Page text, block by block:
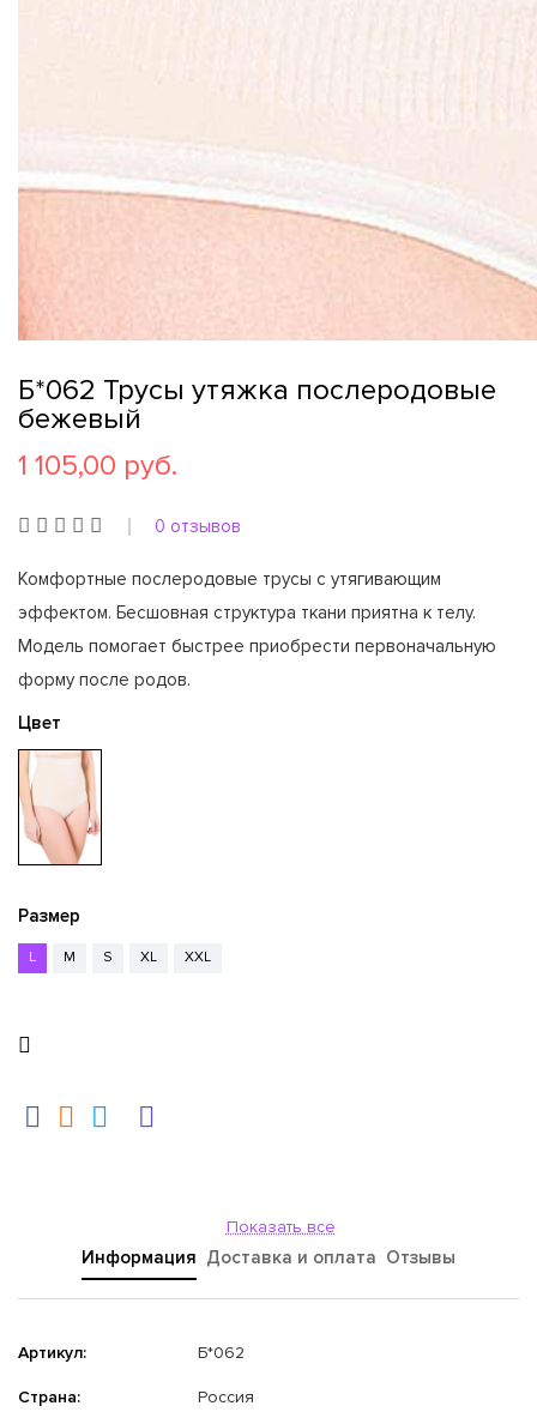
Б*062 Трусы утяжка послеродовые
бежевый
1 105,00 руб.
0 отзывов
Комфортные послеродовые трусы с утягивающим
эффектом. Бесшовная структура ткани приятна к телу.
Модель помогает быстрее приобрести первоначальную
форму после родов.
Цвет
Размер
L M S XL XXL
Показать все
Информация Доставка и оплата Отзывы
Артикул: Б*062
Страна: Россия